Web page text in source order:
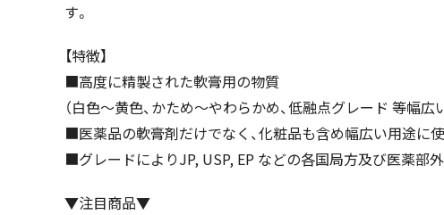
す。
【特徴】
■高度に精製された軟膏用の物質
（白色～黄色、かため～やわらかめ、低融点グレード 等幅広
■医薬品の軟膏剤だけでなく、化粧品も含め幅広い用途に
■グレードによりJP, USP, EP などの各国局方及び医薬部
▼注目商品▼